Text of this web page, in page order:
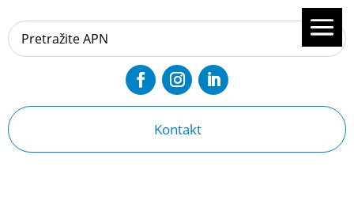
Kontakt